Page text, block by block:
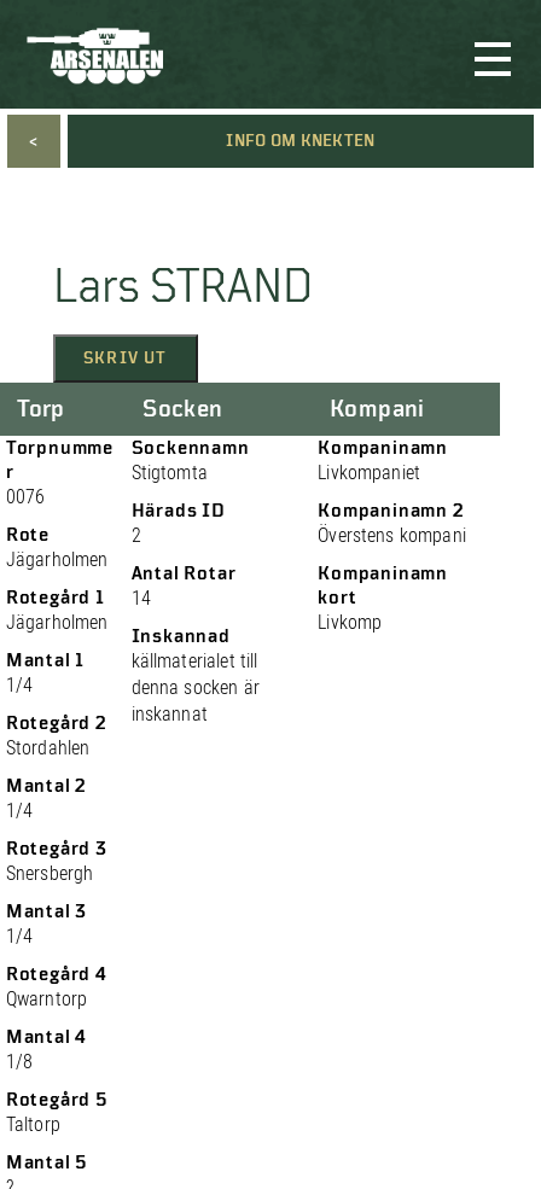
< INFO OM KNEKTEN
Lars STRAND
SKRIV UT
Torp
Torpnumme
r
0076
Rote
Jägarholmen
Rotegård 1
Jägarholmen
Mantal 1
1/4
Rotegård 2
Stordahlen
Mantal 2
1/4
Rotegård 3
Snersbergh
Mantal 3
1/4
Rotegård 4
Qwarntorp
Mantal 4
1/8
Rotegård 5
Taltorp
Mantal 5
Socken
Sockennamn
Stigtomta
Härads ID
2
Antal Rotar
14
Inskannad
källmaterialet till
denna socken är
inskannat
Kompani
Kompaninamn
Livkompaniet
Kompaninamn 2
Överstens kompani
Kompaninamn
kort
Livkomp